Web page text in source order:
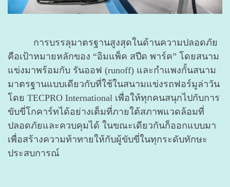
การบรรลุมาตรฐานสูงสุดในด้านความปลอดภัย
คือเป้าหมายหลักของ “อิมแพ็ค สปีด พาร์ค” โดยสนาม
แข่งมาพร้อมกับ รันออฟ (runoff) และกำแพงกั้นสนาม
มาตรฐานแบบเดียวกับที่ใช้ในสนามแข่งรถฟอร์มูล่าวัน
โดย TECPRO International เพื่อให้ทุกคนสนุกไปกับการ
ขับขี่โกคาร์ทได้อย่างเต็มที่ภายใต้สภาพแวดล้อมที่
ปลอดภัยและควบคุมได้ ในขณะเดียวกันก็ออกแบบมา
เพื่อสร้างความท้าทายให้กับผู้ขับขี่ในทุกระดับทักษะ
ประสบการณ์